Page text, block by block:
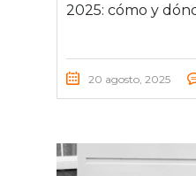
2025: cómo y
20 agosto, 2025